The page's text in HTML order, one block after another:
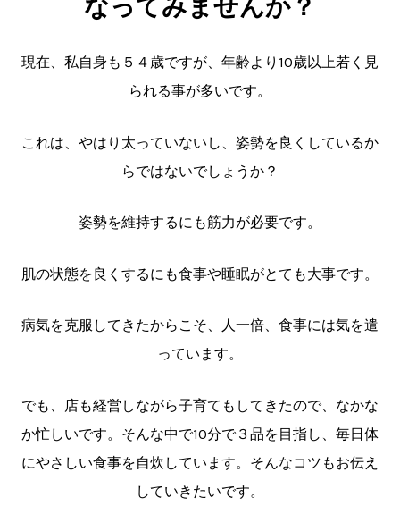
なってみませんか？
現在、私自身も５４歳ですが、年齢より10歳以上若く見
られる事が多いです。
これは、やはり太っていないし、姿勢を良くしているか
らではないでしょうか？
姿勢を維持するにも筋力が必要です。
肌の状態を良くするにも食事や睡眠がとても大事です。
病気を克服してきたからこそ、人一倍、食事には気を遣
っています。
でも、店も経営しながら子育てもしてきたので、なかな
か忙しいです。そんな中で10分で３品を目指し、 毎日体
にやさしい食事を自炊しています。そんなコツもお伝え
していきたいです。